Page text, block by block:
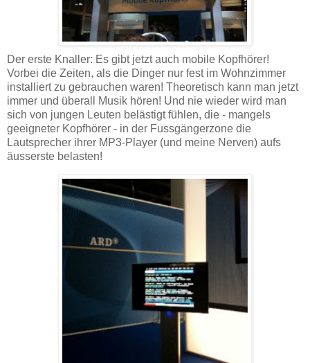
Der erste Knaller: Es gibt jetzt auch mobile Kopfhörer!
Vorbei die Zeiten, als die Dinger nur fest im Wohnzimmer
installiert zu gebrauchen waren! Theoretisch kann man jetzt
immer und überall Musik hören! Und nie wieder wird man
sich von jungen Leuten belästigt fühlen, die - mangels
geeigneter Kopfhörer - in der Fussgängerzone die
Lautsprecher ihrer MP3-Player (und meine Nerven) aufs
äusserste belasten!